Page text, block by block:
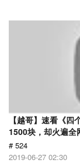
【越哥】速看《
1500块，却火遍全
# 524
2019-06-27 02:30